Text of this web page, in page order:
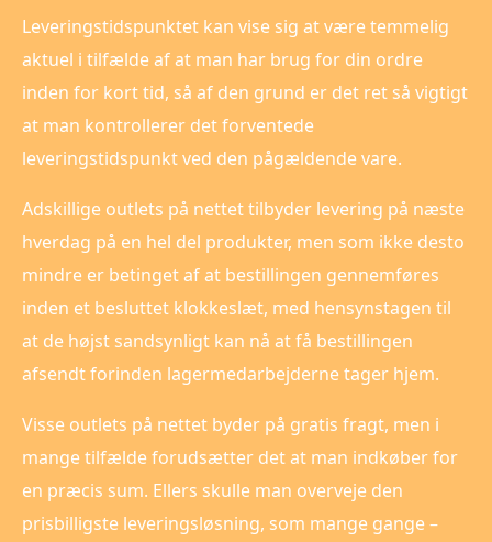
Leveringstidspunktet kan vise sig at være temmelig
aktuel i tilfælde af at man har brug for din ordre
inden for kort tid, så af den grund er det ret så vigtigt
at man kontrollerer det forventede
leveringstidspunkt ved den pågældende vare.
Adskillige outlets på nettet tilbyder levering på næste
hverdag på en hel del produkter, men som ikke desto
mindre er betinget af at bestillingen gennemføres
inden et besluttet klokkeslæt, med hensynstagen til
at de højst sandsynligt kan nå at få bestillingen
afsendt forinden lagermedarbejderne tager hjem.
Visse outlets på nettet byder på gratis fragt, men i
mange tilfælde forudsætter det at man indkøber for
en præcis sum. Ellers skulle man overveje den
prisbilligste leveringsløsning, som mange gange –